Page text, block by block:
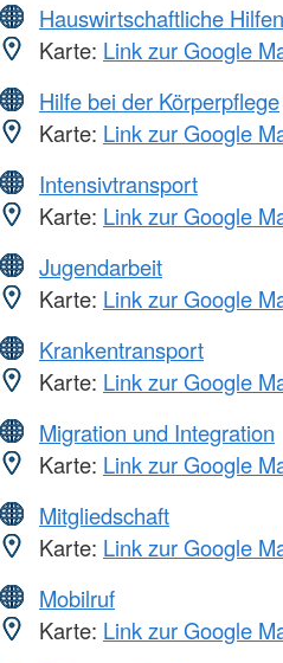
Hauswirtschaftliche Hilfen
Karte: Link zur Google
Hilfe bei der Körperpflege
Karte: Link zur Google
Intensivtransport
Karte: Link zur Google
Jugendarbeit
Karte: Link zur Google
Krankentransport
Karte: Link zur Google
Migration und Integration
Karte: Link zur Google
Mitgliedschaft
Karte: Link zur Google
Mobilruf
Karte: Link zur Google